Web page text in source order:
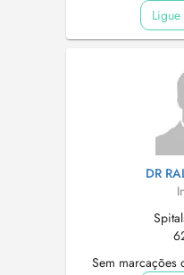
DR
Sem marcações